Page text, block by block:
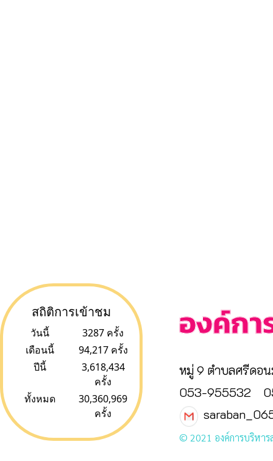
สถิติการเข้าชม
วันนี้
3287 ครั้ง
เดือนนี้
94,217 ครั้ง
ปีนี้
3,618,434
ครั้ง
ทั้งหมด
30,360,969
ครั้ง
องค์ก
หมู่ 9 ตำบลศรีดอน
053-955532
© 2021 องค์การบริหา